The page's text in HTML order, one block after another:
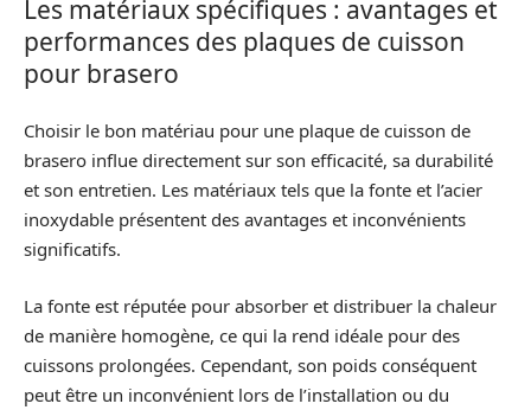
Les matériaux spécifiques : avantages et
performances des plaques de cuisson
pour brasero
Choisir le bon matériau pour une plaque de cuisson de
brasero influe directement sur son efficacité, sa durabilité
et son entretien. Les matériaux tels que la fonte et l’acier
inoxydable présentent des avantages et inconvénients
significatifs.
La fonte est réputée pour absorber et distribuer la chaleur
de manière homogène, ce qui la rend idéale pour des
cuissons prolongées. Cependant, son poids conséquent
peut être un inconvénient lors de l’installation ou du